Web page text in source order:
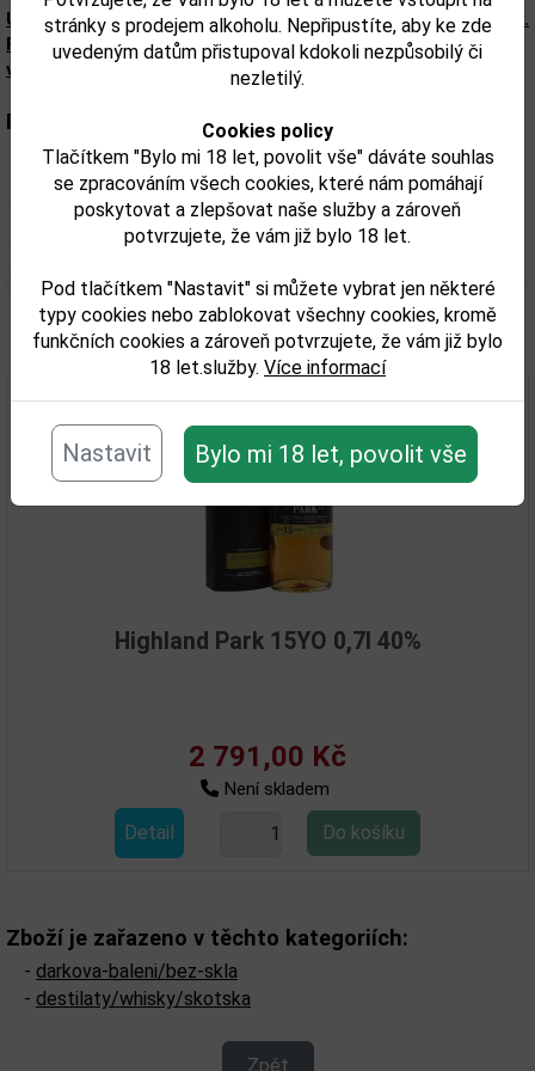
stránky s prodejem alkoholu. Nepřipustíte, aby ke zde
uvedeným datům přistupoval kdokoli nezpůsobilý či
nezletilý.
Cookies policy
Tlačítkem "Bylo mi 18 let, povolit vše" dáváte souhlas
se zpracováním všech cookies, které nám pomáhají
poskytovat a zlepšovat naše služby a zároveň
potvrzujete, že vám již bylo 18 let.
Pod tlačítkem "Nastavit" si můžete vybrat jen některé
typy cookies nebo zablokovat všechny cookies, kromě
funkčních cookies a zároveň potvrzujete, že vám již bylo
18 let.služby. Více informací
Nastavit Bylo mi 18 let, povolit vše
Upozorňujeme, že tento produkt může obsahovat alergeny.
Přesné složení a alergeny jsou k dispozici na obalu
výrobku. Zkontrolujte prosím před konzumací.
Parametry:
Obsah alkoholu obj. %: 40
Objem obalu (L): 0,7
Související zboží
Highland Park 15YO 0,7l 40%
2 791,00 Kč
Není skladem
Detail
Zboží je zařazeno v těchto kategoriích:
- darkova-baleni/bez-skla
- destilaty/whisky/skotska
Zpět